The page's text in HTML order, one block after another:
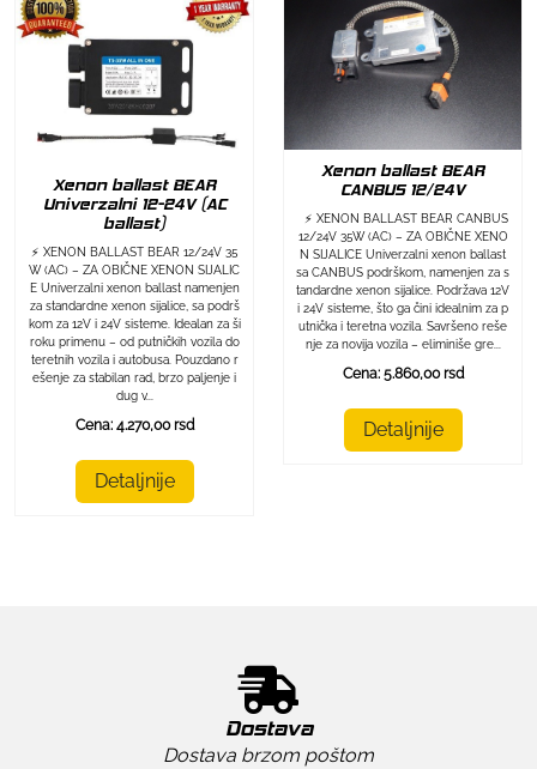
Xenon ballast BEAR
Univerzalni 12-24V (AC
ballast)
⚡ XENON BALLAST BEAR 12/24V 35
W (AC) – ZA OBIČNE XENON SIJALIC
E Univerzalni xenon ballast namenjen
za standardne xenon sijalice, sa podrš
kom za 12V i 24V sisteme. Idealan za ši
roku primenu – od putničkih vozila do
teretnih vozila i autobusa. Pouzdano r
ešenje za stabilan rad, brzo paljenje i
dug v...
Cena: 4.270,00 rsd
Detaljnije
Xenon ballast BEAR
CANBUS 12/24V
⚡ XENON BALLAST BEAR CANBUS
12/24V 35W (AC) – ZA OBIČNE XENO
N SIJALICE Univerzalni xenon ballast
sa CANBUS podrškom, namenjen za s
tandardne xenon sijalice. Podržava 12V
i 24V sisteme, što ga čini idealnim za p
utnička i teretna vozila. Savršeno reše
nje za novija vozila – eliminiše gre...
Cena: 5.860,00 rsd
Detaljnije
Dostava
Dostava brzom poštom